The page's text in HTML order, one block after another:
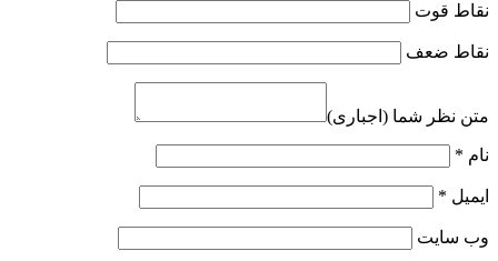
نقاط قوت
نقاط ضعف
متن نظر شما (اجباری)
نام *
ایمیل *
وب‌ سایت